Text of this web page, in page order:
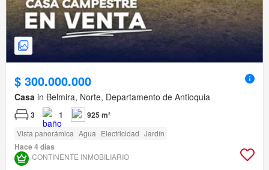
$ 300.000.000
Casa in Belmira, Norte, Departamento de Antioquia
3 1 925 m²
Vista panorámica Agua Electricidad Jardín
Hace 4 días
CONTINENTE INMOBILIARIO